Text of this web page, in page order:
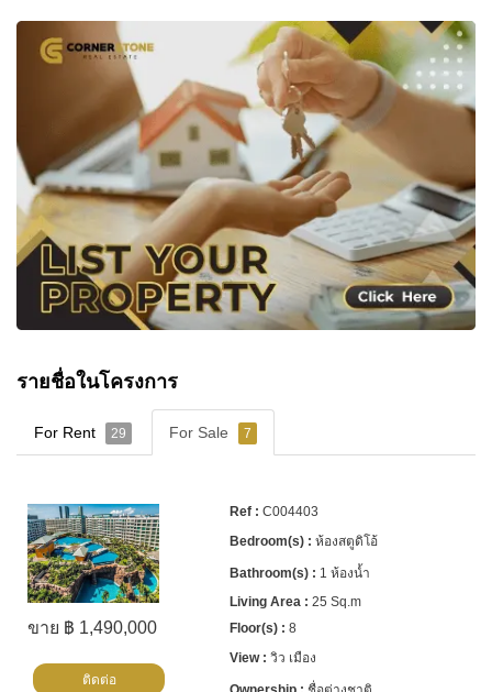
รายชื่อในโครงการ
For Rent 29 For Sale 7
ขาย ฿ 1,490,000
C004403
ห้องสตูดิโอ้
1 ห้องน้ำ
25 Sq.m
8
วิว เมือง
ติดต่อ